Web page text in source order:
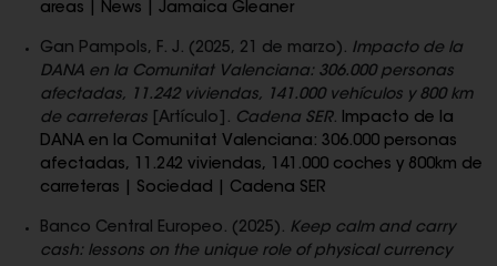
areas | News | Jamaica Gleaner
Gan Pampols, F. J. (2025, 21 de marzo). Impacto de la
DANA en la Comunitat Valenciana: 306.000 personas
afectadas, 11.242 viviendas, 141.000 vehículos y 800 km
de carreteras[Artículo]. Cadena SER. Impacto de la
DANA en la Comunitat Valenciana: 306.000 personas
afectadas, 11.242 viviendas, 141.000 coches y 800km de
carreteras | Sociedad | Cadena SER
Banco Central Europeo. (2025). Keep calm and carry
cash: lessons on the unique role of physical currency